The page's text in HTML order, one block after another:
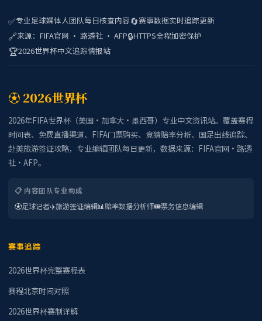
✅专业足球媒体人团队每日核查内容🔄赛事数据实时追踪更新
🔗来源：FIFA官网 · 路透社 · AFP🔒HTTPS全程加密保护
🏆2026世界杯中文追踪情报站
⚽ 2026世界杯
2026年FIFA世界杯（美国·加拿大·墨西哥）专业中文资讯站。覆盖赛程
时间表、免费直播渠道、FIFA门票购买、竞猜赔率分析、国足出线追踪、
赴美旅游签证攻略，专业编辑团队每日更新，数据来源：FIFA官网·路透
社·AFP。
📋 内容团队专业构成
⚽足球记者✈️旅游签证编辑📊赔率数据分析师🎟️票务信息编辑
赛事追踪
2026世界杯完整赛程表
赛程北京时间对照
2026世界杯赛制详解